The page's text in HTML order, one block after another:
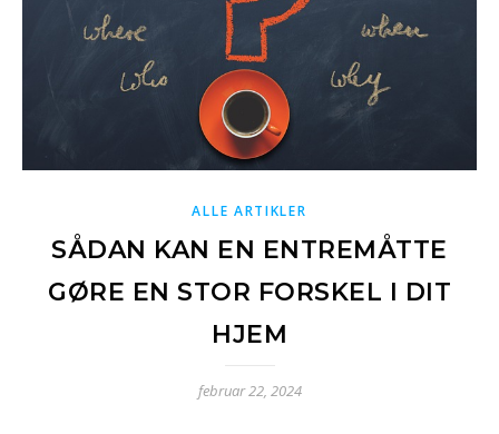
ALLE ARTIKLER
SÅDAN KAN EN ENTREMÅTTE
GØRE EN STOR FORSKEL I DIT
HJEM
februar 22, 2024